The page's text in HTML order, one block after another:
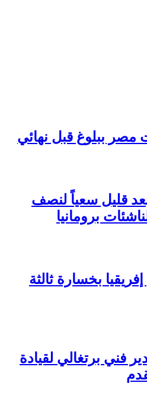
مصر ببلوغ قبل نهائي
قليل سعياً لنصف
برومانيا
بخسارة ثالثة
فني برتغالي لقيادة